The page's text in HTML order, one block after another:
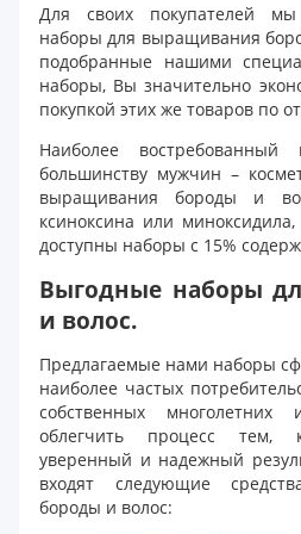
Для своих покупателей мы
наборы для выращивания
подобранные нашими
наборы, Вы значительно
покупкой этих же товаров по
Наиболее востребованный
большинству мужчин –
выращивания бороды и
ксиноксина или
доступны наборы с 15%
Выгодные наборы
и волос.
Предлагаемые нами наборы
наиболее частых
собственных многолетних
облегчить процесс тем,
уверенный и надежный
входят следующие
бороды и волос: